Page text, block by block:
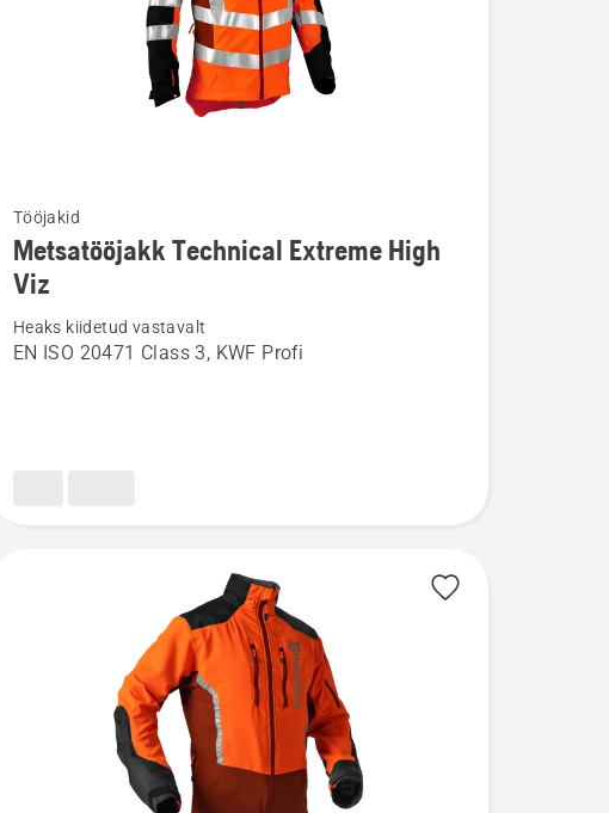
rohkem
üksikasju
toote
Metsatööjakk
Tööjakid
Metsatööjakk Technical Extreme High
Viz
Heaks kiidetud vastavalt
EN ISO 20471 Class 3, KWF Profi